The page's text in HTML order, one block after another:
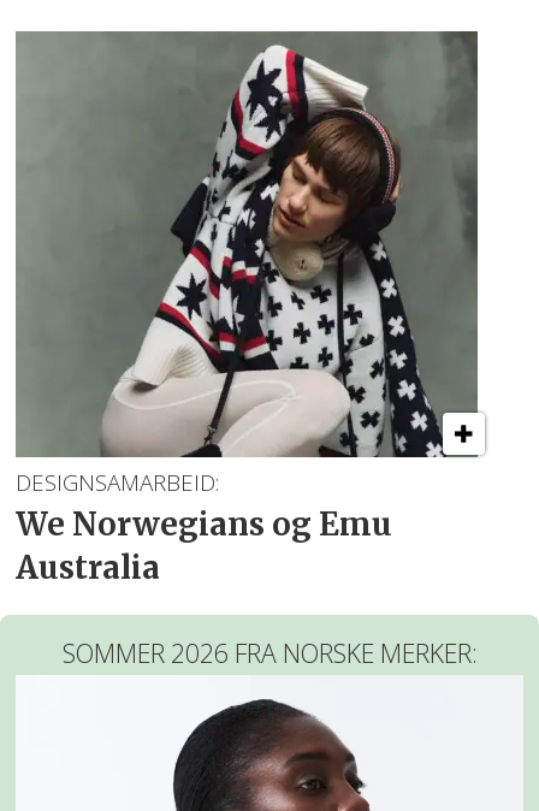
DESIGNSAMARBEID:
We Norwegians og Emu
Australia
SOMMER 2026 FRA NORSKE MERKER: